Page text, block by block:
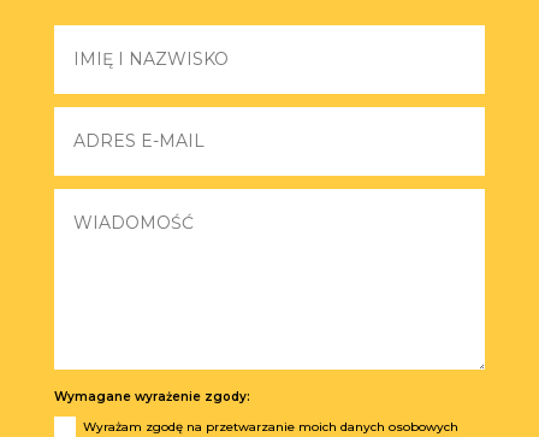
Wymagane wyrażenie zgody:
Wyrażam zgodę na przetwarzanie moich danych osobowych